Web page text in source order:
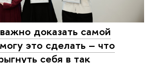
доказать самой
это сделать – что
себя в так